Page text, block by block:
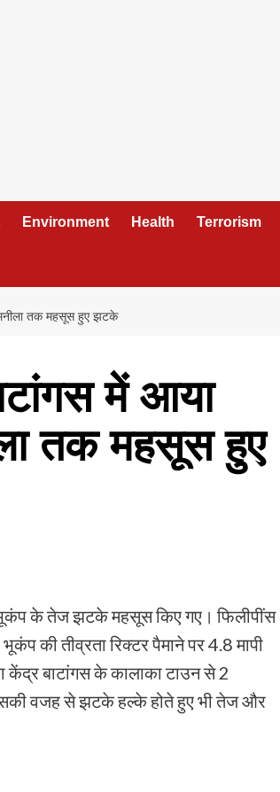
Environment Health Terrorism
मनीला तक महसूस हुए झटके
में आया
तक महसूस हुए
के तेज झटके महसूस किए गए। फिलीपींस
की तीव्रता रिक्टर पैमाने पर 4.8 मापी
केंद्र बाटांगस के काला‍का टाउन से 2
वजह से झटके हल्के होते हुए भी तेज और